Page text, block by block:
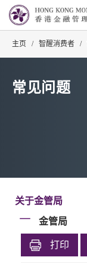
主页 / 智醒消费者 /
常见问题
关于金管局
金管局
打印